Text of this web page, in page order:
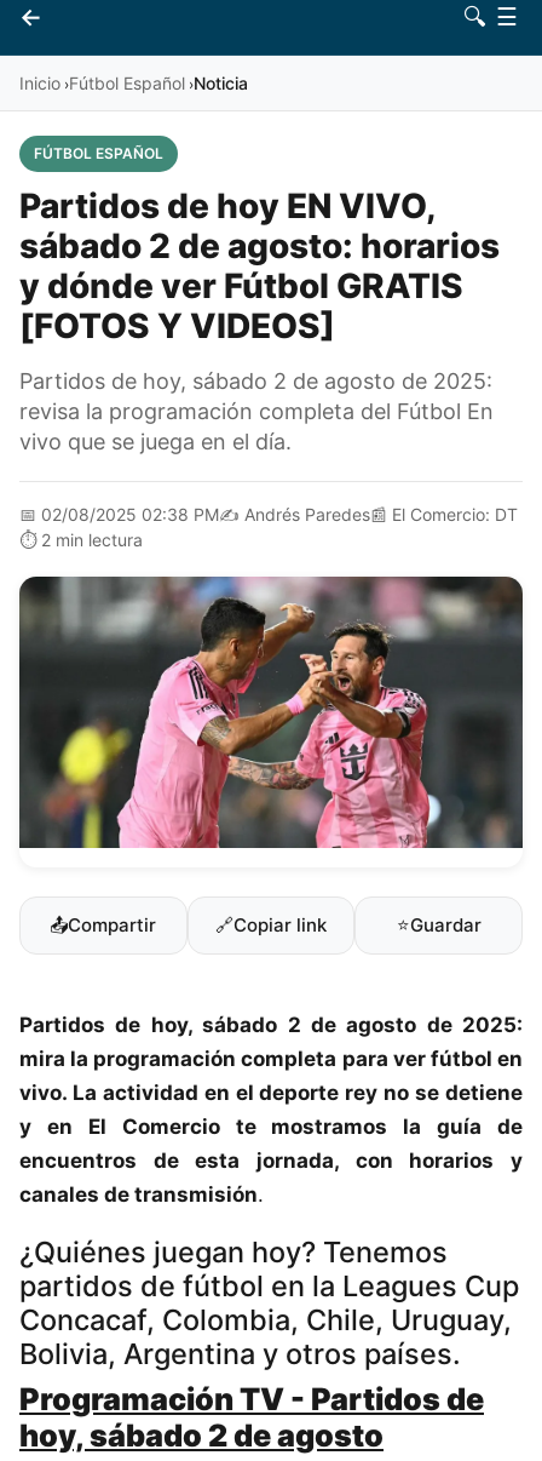
←
Vives 🔍 ☰
Inicio ›Fútbol Español ›Noticia
FÚTBOL ESPAÑOL
Partidos de hoy EN VIVO,
sábado 2 de agosto: horarios
y dónde ver Fútbol GRATIS
[FOTOS Y VIDEOS]
Partidos de hoy, sábado 2 de agosto de 2025:
revisa la programación completa del Fútbol En
vivo que se juega en el día.
📅 02/08/2025 02:38 PM✍️ Andrés Paredes📰 El Comercio: DT
⏱️ 2 min lectura
📤Compartir 🔗Copiar link ⭐Guardar
Partidos de hoy, sábado 2 de agosto de 2025:
mira la programación completa para ver fútbol en
vivo. La actividad en el deporte rey no se detiene
y en El Comerciote mostramos la guía de
encuentros de esta jornada, con horarios y
canales de transmisión.
¿Quiénes juegan hoy? Tenemos
partidos de fútbol en la Leagues Cup
Concacaf, Colombia, Chile, Uruguay,
Bolivia, Argentina y otros países.
Programación TV - Partidos de
hoy, sábado 2 de agosto